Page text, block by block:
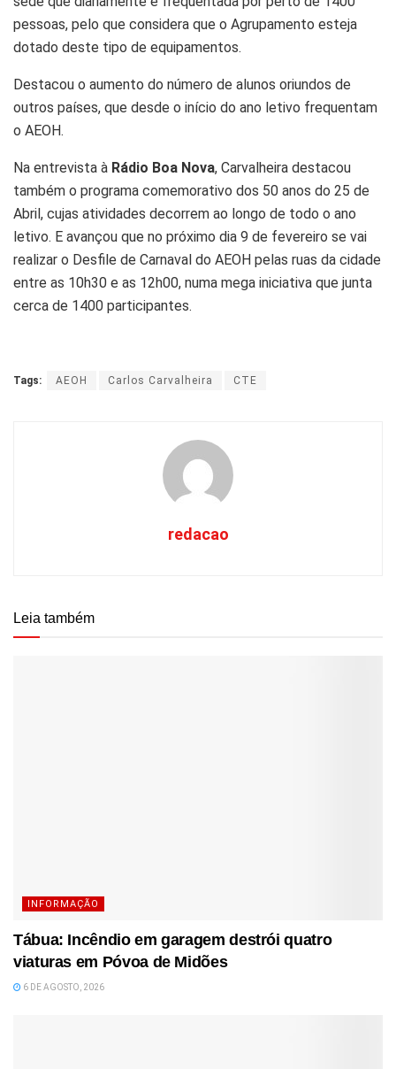
pessoas, pelo que considera que o Agrupamento esteja
dotado deste tipo de equipamentos.
Destacou o aumento do número de alunos oriundos de
outros países, que desde o início do ano letivo frequentam
o AEOH.
Na entrevista à Rádio Boa Nova, Carvalheira destacou
também o programa comemorativo dos 50 anos do 25 de
Abril, cujas atividades decorrem ao longo de todo o ano
letivo. E avançou que no próximo dia 9 de fevereiro se vai
realizar o Desfile de Carnaval do AEOH pelas ruas da cidade
entre as 10h30 e as 12h00, numa mega iniciativa que junta
cerca de 1400 participantes.
Tags: AEOH Carlos Carvalheira CTE
redacao
Leia também
INFORMAÇÃO
Tábua: Incêndio em garagem destrói quatro
viaturas em Póvoa de Midões
6 DE AGOSTO, 2026